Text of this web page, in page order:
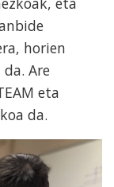
horien
Are
eta
da.